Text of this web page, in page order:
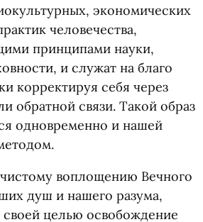
экономических
человечества,
принципами науки,
и служат на благо
корректируя себя через
обратной связи. Такой образ
одновременно и нашей
воплощению Вечного
душ и нашего разума,
целью освобождение